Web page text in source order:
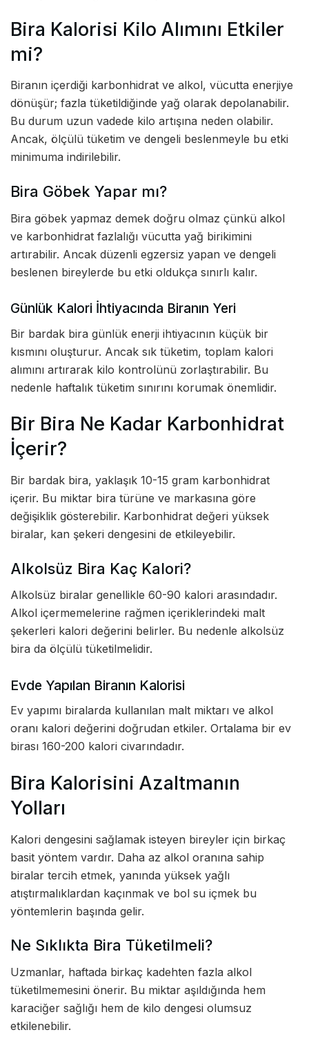
Bira Kalorisi Kilo Alımını Etkiler
mi?
Biranın içerdiği karbonhidrat ve alkol, vücutta enerjiye
dönüşür; fazla tüketildiğinde yağ olarak depolanabilir.
Bu durum uzun vadede kilo artışına neden olabilir.
Ancak, ölçülü tüketim ve dengeli beslenmeyle bu etki
minimuma indirilebilir.
Bira Göbek Yapar mı?
Bira göbek yapmaz demek doğru olmaz çünkü alkol
ve karbonhidrat fazlalığı vücutta yağ birikimini
artırabilir. Ancak düzenli egzersiz yapan ve dengeli
beslenen bireylerde bu etki oldukça sınırlı kalır.
Günlük Kalori İhtiyacında Biranın Yeri
Bir bardak bira günlük enerji ihtiyacının küçük bir
kısmını oluşturur. Ancak sık tüketim, toplam kalori
alımını artırarak kilo kontrolünü zorlaştırabilir. Bu
nedenle haftalık tüketim sınırını korumak önemlidir.
Bir Bira Ne Kadar Karbonhidrat
İçerir?
Bir bardak bira, yaklaşık 10-15 gram karbonhidrat
içerir. Bu miktar bira türüne ve markasına göre
değişiklik gösterebilir. Karbonhidrat değeri yüksek
biralar, kan şekeri dengesini de etkileyebilir.
Alkolsüz Bira Kaç Kalori?
Alkolsüz biralar genellikle 60-90 kalori arasındadır.
Alkol içermemelerine rağmen içeriklerindeki malt
şekerleri kalori değerini belirler. Bu nedenle alkolsüz
bira da ölçülü tüketilmelidir.
Evde Yapılan Biranın Kalorisi
Ev yapımı biralarda kullanılan malt miktarı ve alkol
oranı kalori değerini doğrudan etkiler. Ortalama bir ev
birası 160-200 kalori civarındadır.
Bira Kalorisini Azaltmanın
Yolları
Kalori dengesini sağlamak isteyen bireyler için birkaç
basit yöntem vardır. Daha az alkol oranına sahip
biralar tercih etmek, yanında yüksek yağlı
atıştırmalıklardan kaçınmak ve bol su içmek bu
yöntemlerin başında gelir.
Ne Sıklıkta Bira Tüketilmeli?
Uzmanlar, haftada birkaç kadehten fazla alkol
tüketilmemesini önerir. Bu miktar aşıldığında hem
karaciğer sağlığı hem de kilo dengesi olumsuz
etkilenebilir.